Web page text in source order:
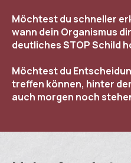
Möchtest du schneller
wann dein Organismus
deutliches STOP Schild
Möchtest du
treffen können, hinter
auch morgen noch